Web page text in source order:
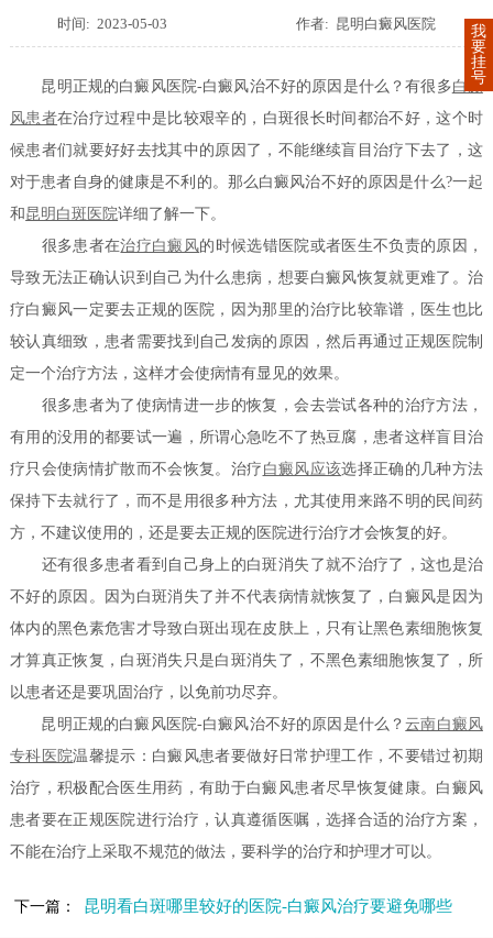
时间: 2023-05-03 作者: 昆明白癜风医院
昆明正规的白癜风医院-白癜风治不好的原因是什么？有很多白癜
风患者在治疗过程中是比较艰辛的，白斑很长时间都治不好，这个时
候患者们就要好好去找其中的原因了，不能继续盲目治疗下去了，这
对于患者自身的健康是不利的。那么白癜风治不好的原因是什么?一起
和 昆明白斑医院详细了解一下。
很多患者在治疗白癜风的时候选错医院或者医生不负责的原因，
导致无法正确认识到自己为什么患病，想要白癜风恢复就更难了。治
疗白癜风一定要去正规的医院，因为那里的治疗比较靠谱，医生也比
较认真细致，患者需要找到自己发病的原因，然后再通过正规医院制
定一个治疗方法，这样才会使病情有显见的效果。
很多患者为了使病情进一步的恢复，会去尝试各种的治疗方法，
有用的没用的都要试一遍，所谓心急吃不了热豆腐，患者这样盲目治
疗只会使病情扩散而不会恢复。治疗 白癜风应该选择正确的几种方法
保持下去就行了，而不是用很多种方法，尤其使用来路不明的民间药
方，不建议使用的，还是要去正规的医院进行治疗才会恢复的好。
还有很多患者看到自己身上的白斑消失了就不治疗了，这也是治
不好的原因。因为白斑消失了并不代表病情就恢复了，白癜风是因为
体内的黑色素危害才导致白斑出现在皮肤上，只有让黑色素细胞恢复
才算真正恢复，白斑消失只是白斑消失了，不黑色素细胞恢复了，所
以患者还是要巩固治疗，以免前功尽弃。
昆明正规的白癜风医院-白癜风治不好的原因是什么？云南白癜风
专科医院温馨提示：白癜风患者要做好日常护理工作，不要错过初期
治疗，积极配合医生用药，有助于白癜风患者尽早恢复健康。白癜风
患者要在正规医院进行治疗，认真遵循医嘱，选择合适的治疗方案，
不能在治疗上采取不规范的做法，要科学的治疗和护理才可以。
下一篇： 昆明看白斑哪里较好的医院-白癜风治疗要避免哪些
我
要
挂
号